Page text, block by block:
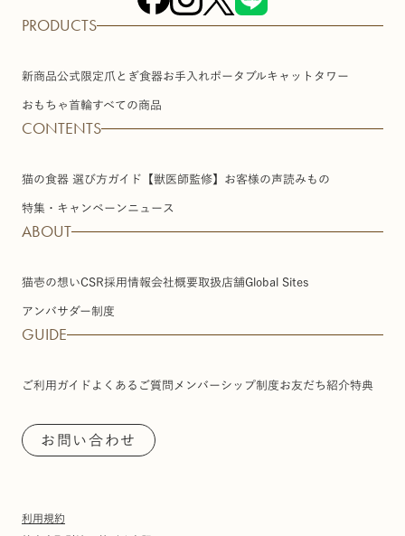
PRODUCTS
新商品公式限定爪とぎ食器お手入れポータブル キャットタワー
おもちゃ首輪すべての商品
CONTENTS
猫の食器 選び方ガイド【獣医師監修】 お客様の声読みもの
特集・キャンペーンニュース
ABOUT
猫壱の想いCSR採用情報会社概要取扱店舗Global Sites
アンバサダー制度
GUIDE
ご利用ガイド よくあるご質問 メンバーシップ制度お友だち紹介特典
お問い合わせ
利用規約